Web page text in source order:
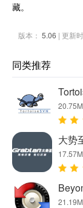
藏。
版本： 5.06 | 更新
同类推荐
20.75M
大势
17.57M
21.19M